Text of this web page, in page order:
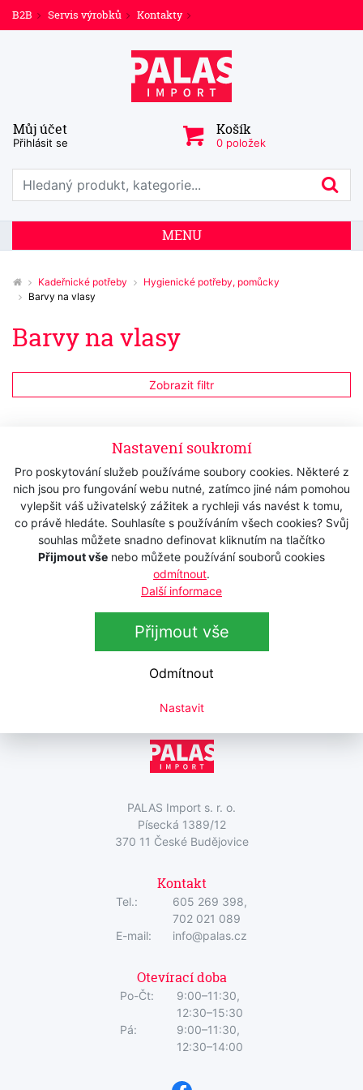
Nastavení soukromí
Pro poskytování služeb používáme soubory cookies. Některé z
nich jsou pro fungování webu nutné, zatímco jiné nám pomohou
vylepšit váš uživatelský zážitek a rychleji vás navést k tomu,
co právě hledáte. Souhlasíte s používáním všech cookies? Svůj
souhlas můžete snadno definovat kliknutím na tlačítko
Přijmout vše nebo můžete používání souborů cookies
odmítnout.
Další informace
Přijmout vše
Odmítnout
Nastavit
B2B Servis výrobků Kontakty
Můj účet
Přihlásit se
Košík
0 položek
Prohledat web
MENU
Kadeřnické potřeby
Hygienické potřeby, pomůcky
Barvy na vlasy
Barvy na vlasy
Zobrazit filtr
Tato kategorie neobsahuje produkty.
Přihlášení k odběru newsletteru
Přihlaste se k odběru novinek
Zaškrtnutím souhlasím se zpracováním osobních
PALAS Import s. r. o.
Písecká 1389/12
370 11 České Budějovice
Kontakt
Tel.:
605 269 398,
702 021 089
E-mail:
info@palas.cz
Otevírací doba
Po-Čt:
9:00–11:30,
12:30–15:30
Pá:
9:00–11:30,
12:30–14:00